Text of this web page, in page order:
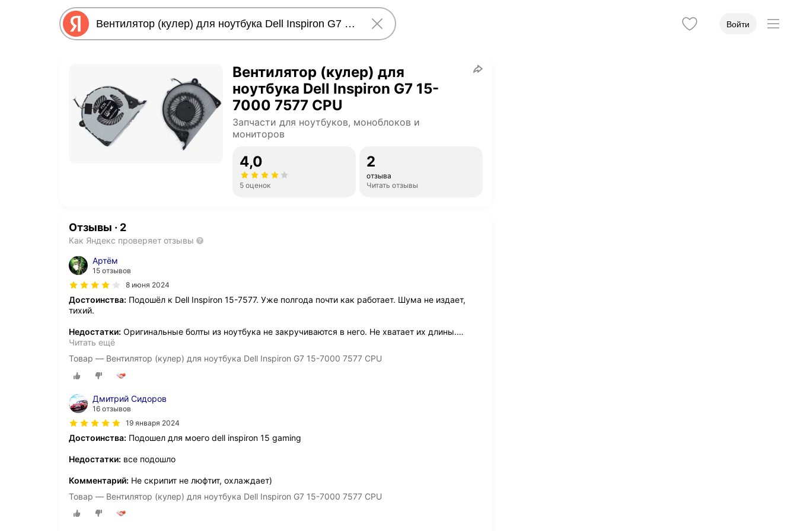
Войти
Вентилятор (кулер) для
ноутбука Dell Inspiron G7 15-
7000 7577 CPU
Запчасти для ноутбуков, моноблоков и
мониторов
4,0
5 оценок
2
отзыва
Читать отзывы
Отзывы · 2
Как Яндекс проверяет отзывы
Артём
15 отзывов
8 июня 2024
Достоинства: Подошёл к Dell Inspiron 15-7577. Уже полгода почти как работает. Шума не издает,
тихий.
Недостатки: Оригинальные болты из ноутбука не закручиваются в него. Не хватает их длины.…
Читать ещё
Товар — Вентилятор (кулер) для ноутбука Dell Inspiron G7 15-7000 7577 CPU
Дмитрий Сидоров
16 отзывов
19 января 2024
Достоинства: Подошел для моего dell inspiron 15 gaming
Недостатки: все подошло
Комментарий: Не скрипит не люфтит, охлаждает)
Товар — Вентилятор (кулер) для ноутбука Dell Inspiron G7 15-7000 7577 CPU